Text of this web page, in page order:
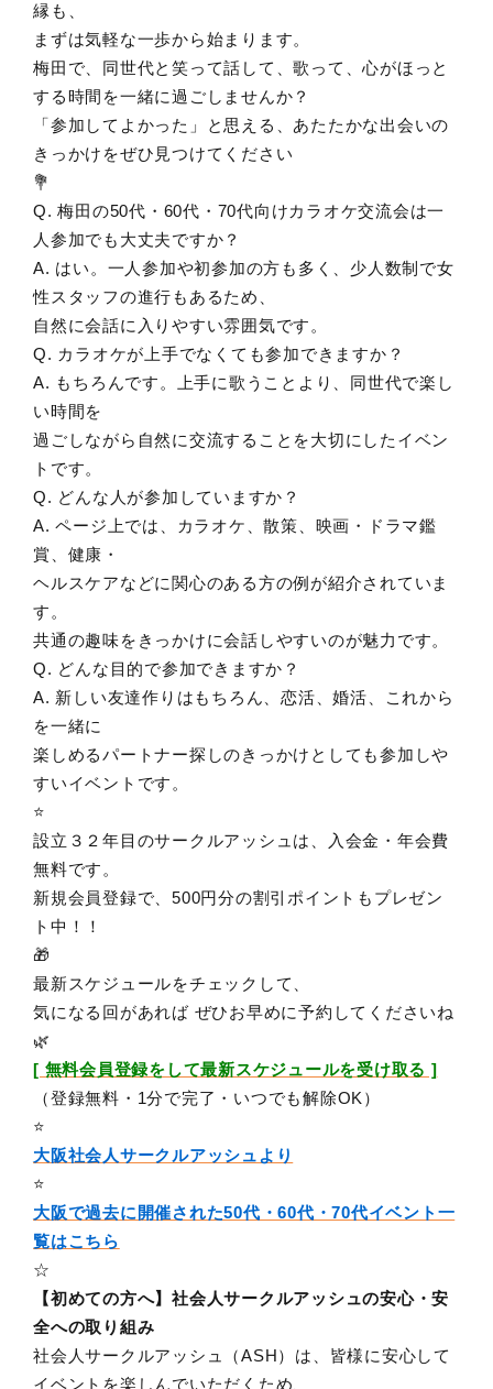
縁も、
まずは気軽な一歩から始まります。
梅田で、同世代と笑って話して、歌って、心がほっと
する時間を一緒に過ごしませんか？
「参加してよかった」と思える、あたたかな出会いの
きっかけをぜひ見つけてください
💐
Q. 梅田の50代・60代・70代向けカラオケ交流会は一
人参加でも大丈夫ですか？
A. はい。一人参加や初参加の方も多く、少人数制で女
性スタッフの進行もあるため、
自然に会話に入りやすい雰囲気です。
Q. カラオケが上手でなくても参加できますか？
A. もちろんです。上手に歌うことより、同世代で楽し
い時間を
過ごしながら自然に交流することを大切にしたイベン
トです。
Q. どんな人が参加していますか？
A. ページ上では、カラオケ、散策、映画・ドラマ鑑
賞、健康・
ヘルスケアなどに関心のある方の例が紹介されていま
す。
共通の趣味をきっかけに会話しやすいのが魅力です。
Q. どんな目的で参加できますか？
A. 新しい友達作りはもちろん、恋活、婚活、これから
を一緒に
楽しめるパートナー探しのきっかけとしても参加しや
すいイベントです。
⭐️
設立３２年目のサークルアッシュは、入会金・年会費
無料です。
新規会員登録で、500円分の割引ポイントもプレゼン
ト中！！
🎁
最新スケジュールをチェックして、
気になる回があれば ぜひお早めに予約してくださいね
🌿
[ 無料会員登録をして最新スケジュールを受け取る ]
（登録無料・1分で完了・いつでも解除OK）
⭐️
大阪社会人サークルアッシュより
⭐️
大阪で過去に開催された50代・60代・70代イベント一
覧はこちら
☆
【初めての方へ】社会人サークルアッシュの安心・安
全への取り組み
社会人サークルアッシュ（ASH）は、皆様に安心して
イベントを楽しんでいただくため、